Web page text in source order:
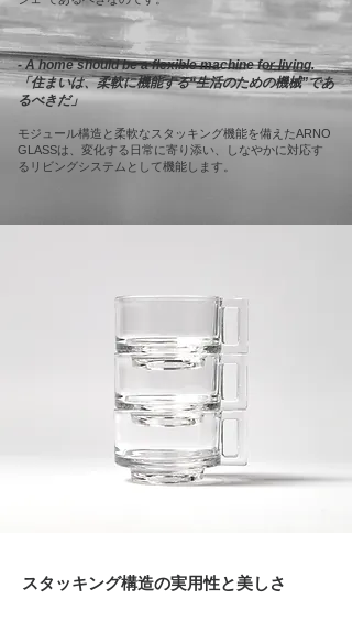
- A home should be a flexible machine for living.
「住まいは、柔軟に機能する“生活のための機械”であ
るべきだ」
モジュール構造と柔軟なスタッキング機能を備えたARNO
GLASSは、変化する日常に寄り添い、しなやかに対応す
るリビングシステムとして機能します。
スタッキング構造の実用性と美しさ